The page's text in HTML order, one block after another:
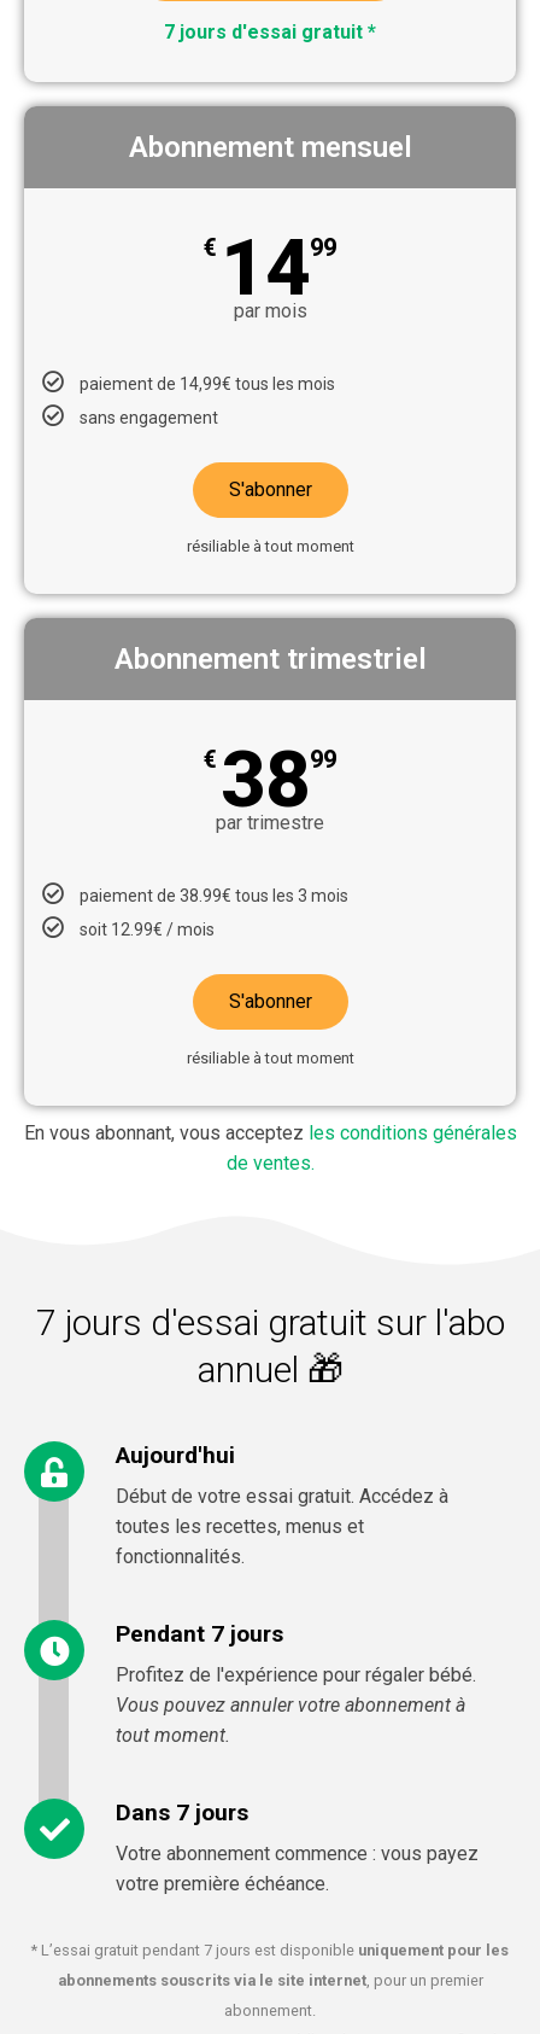
7 jours d'essai gratuit *
Abonnement mensuel
€ 1499
par mois
paiement de 14,99€ tous les mois
sans engagement
S'abonner
résiliable à tout moment
Abonnement trimestriel
€ 3899
par trimestre
paiement de 38.99€ tous les 3 mois
soit 12.99€ / mois
S'abonner
résiliable à tout moment​
En vous abonnant, vous acceptez les conditions générales
de ventes.
7 jours d'essai gratuit sur l'abo
annuel 🎁
Aujourd'hui
Début de votre essai gratuit. Accédez à
toutes les recettes, menus et
fonctionnalités.
Pendant 7 jours
Profitez de l'expérience pour régaler bébé.
Vous pouvez annuler votre abonnement à
tout moment.
Dans 7 jours
Votre abonnement commence : vous payez
votre première échéance.
* L’essai gratuit pendant 7 jours est disponible uniquement pour les
abonnements souscrits via le site internet, pour un premier
abonnement.